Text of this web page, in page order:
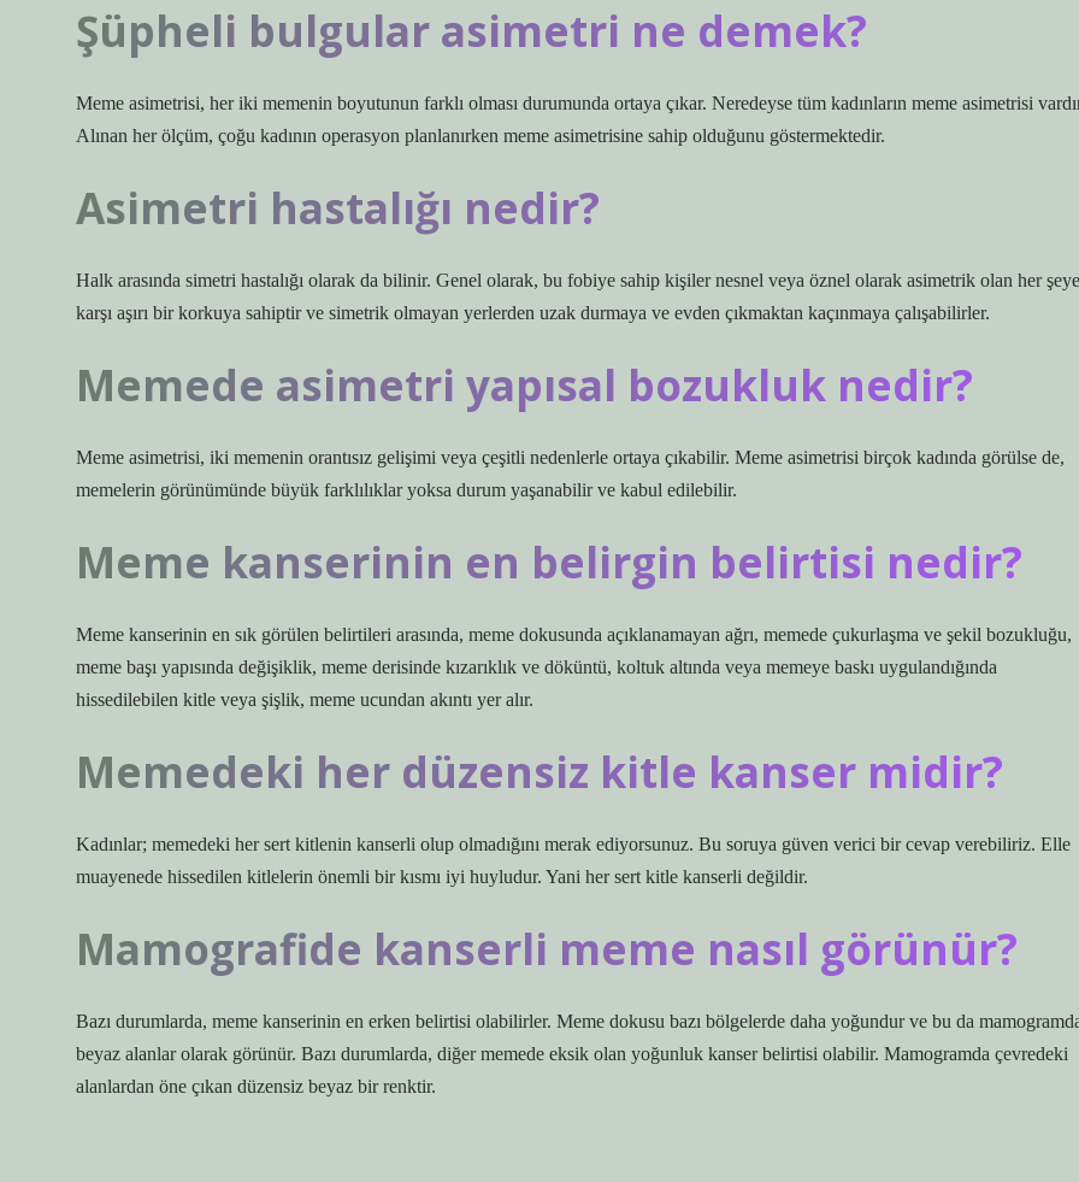
Şüpheli bulgular asimetri ne demek?
Meme asimetrisi, her iki memenin boyutunun farklı olması durumunda ortaya çıkar. Neredeyse tüm kadınların meme asimetrisi
Alınan her ölçüm, çoğu kadının operasyon planlanırken meme asimetrisine sahip olduğunu göstermektedir.
Asimetri hastalığı nedir?
Halk arasında simetri hastalığı olarak da bilinir. Genel olarak, bu fobiye sahip kişiler nesnel veya öznel olarak asimetrik olan her şeye
karşı aşırı bir korkuya sahiptir ve simetrik olmayan yerlerden uzak durmaya ve evden çıkmaktan kaçınmaya çalışabilirler.
Memede asimetri yapısal bozukluk nedir?
Meme asimetrisi, iki memenin orantısız gelişimi veya çeşitli nedenlerle ortaya çıkabilir. Meme asimetrisi birçok kadında görülse de,
memelerin görünümünde büyük farklılıklar yoksa durum yaşanabilir ve kabul edilebilir.
Meme kanserinin en belirgin belirtisi nedir?
Meme kanserinin en sık görülen belirtileri arasında, meme dokusunda açıklanamayan ağrı, memede çukurlaşma ve şekil bozukluğu,
meme başı yapısında değişiklik, meme derisinde kızarıklık ve döküntü, koltuk altında veya memeye baskı uygulandığında
hissedilebilen kitle veya şişlik, meme ucundan akıntı yer alır.
Memedeki her düzensiz kitle kanser midir?
Kadınlar; memedeki her sert kitlenin kanserli olup olmadığını merak ediyorsunuz. Bu soruya güven verici bir cevap verebiliriz. Elle
muayenede hissedilen kitlelerin önemli bir kısmı iyi huyludur. Yani her sert kitle kanserli değildir.
Mamografide kanserli meme nasıl görünür?
Bazı durumlarda, meme kanserinin en erken belirtisi olabilirler. Meme dokusu bazı bölgelerde daha yoğundur ve bu da
beyaz alanlar olarak görünür. Bazı durumlarda, diğer memede eksik olan yoğunluk kanser belirtisi olabilir. Mamogramda çevredeki
alanlardan öne çıkan düzensiz beyaz bir renktir.